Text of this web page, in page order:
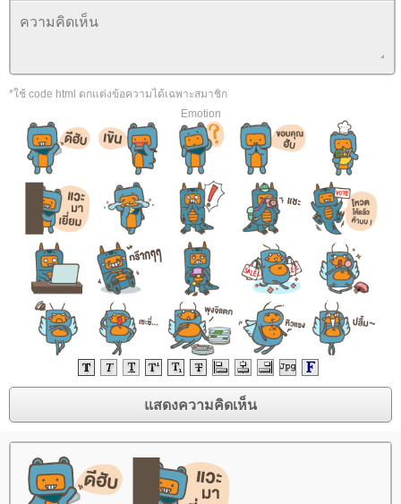
*ใช้ code html ตกแต่งข้อความได้เฉพาะสมาชิก
Emotion